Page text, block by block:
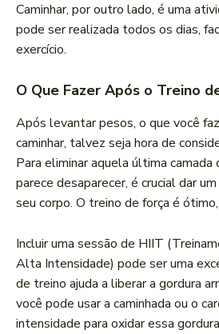
Caminhar, por outro lado, é uma
pode ser realizada todos os dias,
exercício.
O Que Fazer Após o Treino
Após levantar pesos, o que você
caminhar, talvez seja hora de
Para eliminar aquela última camada
parece desaparecer, é crucial dar um
seu corpo. O treino de força é
Incluir uma sessão de HIIT
Alta Intensidade) pode ser uma
de treino ajuda a liberar a gordura
você pode usar a caminhada ou o
intensidade para oxidar essa